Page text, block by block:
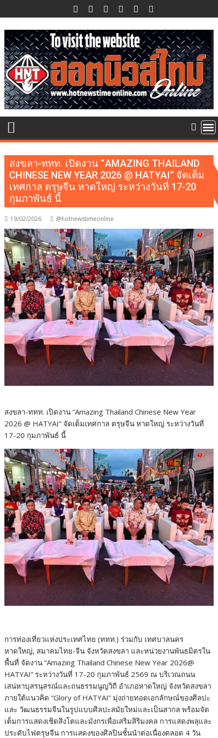
to
content
สงขลา-ททท. เปิดงาน “AMAZING THAILAND
CHINESE NEW YEAR 2026 @ HATYAI” จัดเต็ม
เทศกาล ตรุษจีน หาดใหญ่ ระหว่างวันที่ 17-20
กุมภาพันธ์ นี้
19/02/2026 @hotnewstimeonline
สงขลา-ททท. เปิดงาน “Amazing Thailand Chinese New Year
2026 @ HATYAI” จัดเต็มเทศกาล ตรุษจีน หาดใหญ่ ระหว่างวันที่
17-20 กุมภาพันธ์ นี้
การท่องเที่ยวแห่งประเทศไทย (ททท.) ร่วมกับ เทศบาลนคร
หาดใหญ่, สมาคมไทย-จีน จังหวัดสงขลา และหน่วยงานพันธมิตรใน
พื้นที่ จัดงาน “Amazing Thailand Chinese New Year 2026@
HATYAI” ระหว่างวันที่ 17-20 กุมภาพันธ์ 2569 ณ บริเวณถนน
เสน่หาบุสรนุสรณ์และถนธรรมนูญวิถี อำเภอหาดใหญ่ จังหวัดสงขลา
ภายใต้แนวคิด “Glory of HATYAI” มุ่งถ่ายทอดเอกลักษณ์ของศิลปะ
และ วัฒนธรรมจีนในรูปแบบศิลปะสมัยใหม่และเป็นสากล พร้อมจัด
เต็มการแสดงเชิดสิงโตและมังกรเพื่อเสริมสิริมงคล การแสดงพลุและ
ประดับไฟตรุษจีน การแสดงของศิลปินชั้นนำต่อเนื่องตลอด 4 วัน